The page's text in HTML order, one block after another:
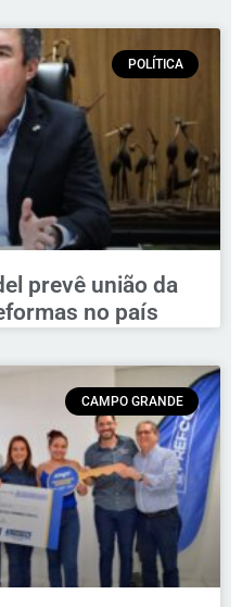
POLÍTICA
prevê união da
no país
CAMPO GRANDE